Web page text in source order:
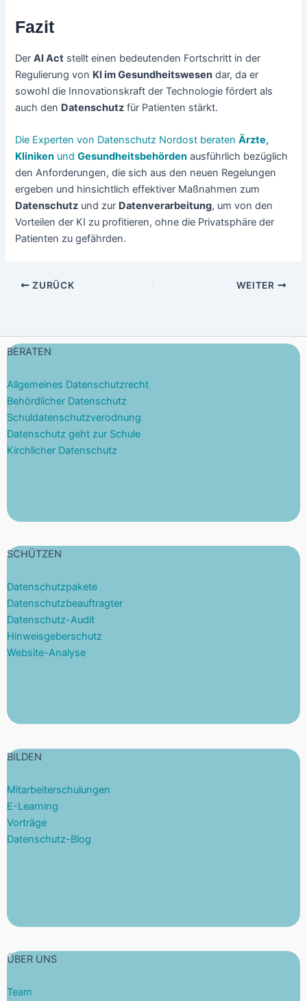
Fazit
DerAI Act stellt einen bedeutenden Fortschritt in der
Regulierung von KI im Gesundheitswesen dar, da er
sowohl die Innovationskraft der Technologie fördert als
auch den Datenschutz für Patienten stärkt.
Die Experten von Datenschutz Nordost beratenÄrzte,
Kliniken undGesundheitsbehörden ausführlich bezüglich
den Anforderungen, die sich aus den neuen Regelungen
ergeben und hinsichtlich effektiver Maßnahmen zum
Datenschutz und zur Datenverarbeitung, um von den
Vorteilen der KI zu profitieren, ohne die Privatsphäre der
Patienten zu gefährden.
ZURÜCK WEITER
BERATEN
Allgemeines Datenschutzrecht
Behördlicher Datenschutz
Schuldatenschutzverodnung
Datenschutz geht zur Schule
Kirchlicher Datenschutz
SCHÜTZEN
Datenschutzpakete
Datenschutzbeauftragter
Datenschutz-Audit
Hinweisgeberschutz
Website-Analyse
BILDEN
Mitarbeiterschulungen
E-Learning
Vorträge
Datenschutz-Blog
ÜBER UNS
Team